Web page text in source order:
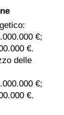
€;
€.
delle
€;
€.